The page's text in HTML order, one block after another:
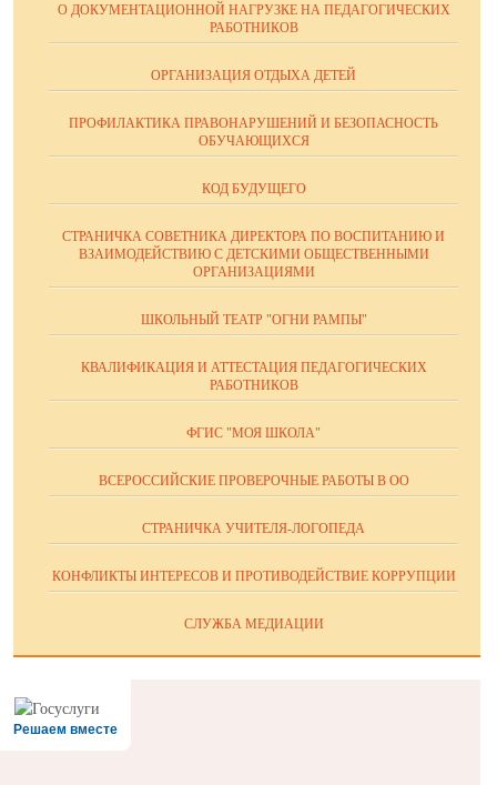
О ДОКУМЕНТАЦИОННОЙ НАГРУЗКЕ НА ПЕДАГОГИЧЕСКИХ
РАБОТНИКОВ
ОРГАНИЗАЦИЯ ОТДЫХА ДЕТЕЙ
ПРОФИЛАКТИКА ПРАВОНАРУШЕНИЙ И БЕЗОПАСНОСТЬ
ОБУЧАЮЩИХСЯ
КОД БУДУЩЕГО
СТРАНИЧКА СОВЕТНИКА ДИРЕКТОРА ПО ВОСПИТАНИЮ И
ВЗАИМОДЕЙСТВИЮ С ДЕТСКИМИ ОБЩЕСТВЕННЫМИ
ОРГАНИЗАЦИЯМИ
ШКОЛЬНЫЙ ТЕАТР "ОГНИ РАМПЫ"
КВАЛИФИКАЦИЯ И АТТЕСТАЦИЯ ПЕДАГОГИЧЕСКИХ
РАБОТНИКОВ
ФГИС "МОЯ ШКОЛА"
ВСЕРОССИЙСКИЕ ПРОВЕРОЧНЫЕ РАБОТЫ В ОО
СТРАНИЧКА УЧИТЕЛЯ-ЛОГОПЕДА
КОНФЛИКТЫ ИНТЕРЕСОВ И ПРОТИВОДЕЙСТВИЕ КОРРУПЦИИ
СЛУЖБА МЕДИАЦИИ
Решаем вместе